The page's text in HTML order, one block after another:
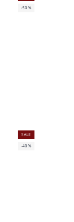
-50%
SALE
-40%